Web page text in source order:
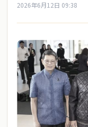
2026年6月12日 09:38